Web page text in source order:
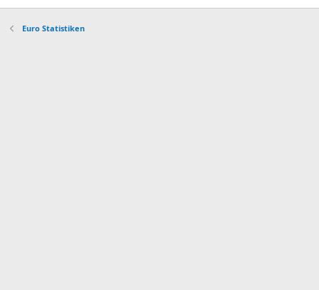
Euro Statistiken